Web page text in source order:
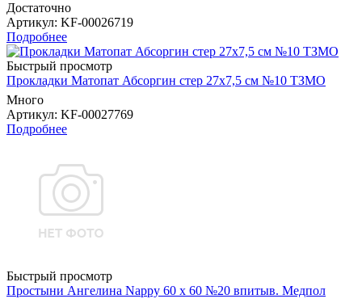
Достаточно
Артикул: KF-00026719
Подробнее
Быстрый просмотр
Прокладки Матопат Абсоргин стер 27х7,5 см №10 ТЗМО
Много
Артикул: KF-00027769
Подробнее
Быстрый просмотр
Простыни Ангелина Nappy 60 х 60 №20 впитыв. Медпол